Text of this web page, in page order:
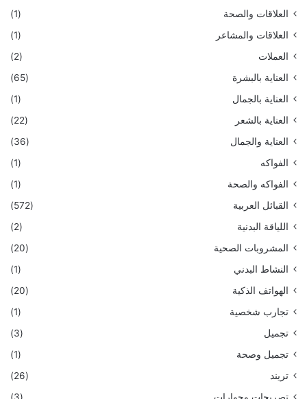
العلاقات والصحة
(1)
العلاقات والمشاعر
(1)
العملات
(2)
العناية بالبشرة
(65)
العناية بالجمال
(1)
العناية بالشعر
(22)
العناية والجمال
(36)
الفواكه
(1)
الفواكه والصحة
(1)
القبائل العربية
(572)
اللياقة البدنية
(2)
المشروبات الصحية
(20)
النشاط البدني
(1)
الهواتف الذكية
(20)
تجارب شخصية
(1)
تجميل
(3)
تجميل وصحة
(1)
تريند
(26)
تصريحات وحوارات
(3)